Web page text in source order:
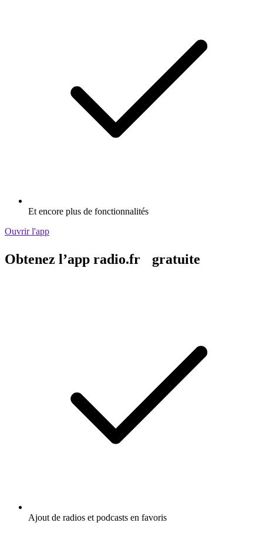
Et encore plus de fonctionnalités
Ouvrir l'app
Obtenez l’app radio.fr gratuite
Ajout de radios et podcasts en favoris